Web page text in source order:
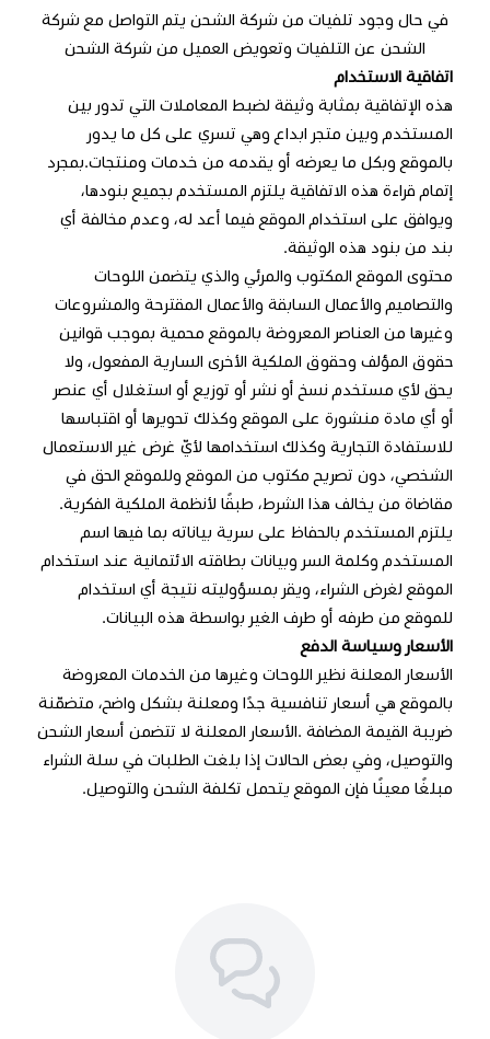
في حال وجود تلفيات من شركة الشحن يتم التواصل مع شركة
الشحن عن التلفيات وتعويض العميل من شركة الشحن
اتفاقية الاستخدام
هذه الإتفاقية بمثابة وثيقة لضبط المعاملات التي تدور بين
المستخدم وبين متجر ابداع وهي تسري على كل ما يدور
بالموقع وبكل ما يعرضه أو يقدمه من خدمات ومنتجات.بمجرد
إتمام قراءة هذه الاتفاقية يلتزم المستخدم بجميع بنودها،
ويوافق على استخدام الموقع فيما أعد له، وعدم مخالفة أي
بند من بنود هذه الوثيقة.
محتوى الموقع المكتوب والمرئي والذي يتضمن اللوحات
والتصاميم والأعمال السابقة والأعمال المقترحة والمشروعات
وغيرها من العناصر المعروضة بالموقع محمية بموجب قوانين
حقوق المؤلف وحقوق الملكية الأخرى السارية المفعول، ولا
يحق لأي مستخدم نسخ أو نشر أو توزيع أو استغلال أي عنصر
أو أي مادة منشورة على الموقع وكذلك تحويرها أو اقتباسها
للاستفادة التجارية وكذلك استخدامها لأيّ غرض غير الاستعمال
الشخصي، دون تصريح مكتوب من الموقع وللموقع الحق في
مقاضاة من يخالف هذا الشرط، طبقًا لأنظمة الملكية الفكرية.
يلتزم المستخدم بالحفاظ على سرية بياناته بما فيها اسم
المستخدم وكلمة السر وبيانات بطاقته الائتمانية عند استخدام
الموقع لغرض الشراء، ويقر بمسؤوليته نتيجة أي استخدام
للموقع من طرفه أو طرف الغير بواسطة هذه البيانات.
الأسعار وسياسة الدفع
الأسعار المعلنة نظير اللوحات وغيرها من الخدمات المعروضة
بالموقع هي أسعار تنافسية جدًا ومعلنة بشكل واضح، متضمّنة
ضريبة القيمة المضافة .الأسعار المعلنة لا تتضمن أسعار الشحن
والتوصيل، وفي بعض الحالات إذا بلغت الطلبات في سلة الشراء
مبلغًا معينًا فإن الموقع يتحمل تكلفة الشحن والتوصيل.